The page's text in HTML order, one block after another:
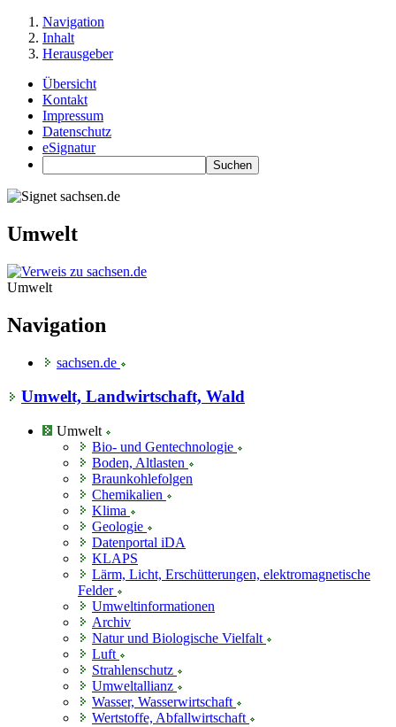
Navigation
Inhalt
Herausgeber
Übersicht
Kontakt
Impressum
Datenschutz
eSignatur
Umwelt
Umwelt
Navigation
sachsen.de
Umwelt, Landwirtschaft, Wald
Umwelt
Bio- und Gentechnologie
Boden, Altlasten
Braunkohlefolgen
Chemikalien
Klima
Geologie
Datenportal iDA
KLAPS
Lärm, Licht, Erschütterungen, elektromagnetische
Felder
Umweltinformationen
Archiv
Natur und Biologische Vielfalt
Luft
Strahlenschutz
Umweltallianz
Wasser, Wasserwirtschaft
Wertstoffe, Abfallwirtschaft